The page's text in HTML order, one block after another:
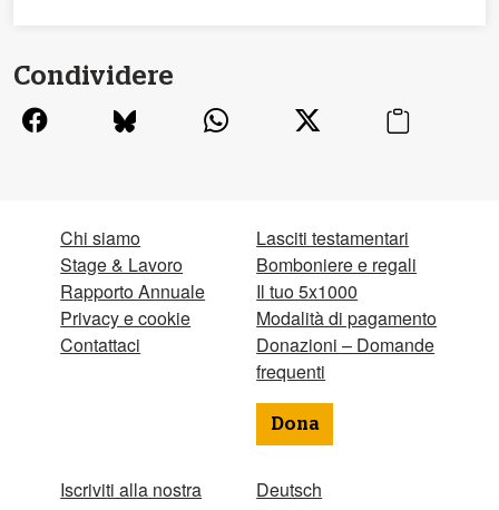
Condividere
Chi siamo
Stage & Lavoro
Rapporto Annuale
Privacy e cookie
Contattaci
Iscriviti alla nostra
Lasciti testamentari
Bomboniere e regali
Il tuo 5x1000
Modalità di pagamento
Donazioni – Domande
frequenti
Dona
Deutsch